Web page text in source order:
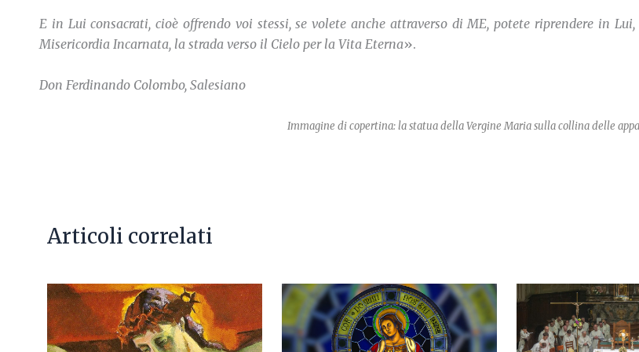
E in Lui consacrati, cioè offrendo voi stessi, se volete anche attraverso di ME, potete riprendere in
Misericordia Incarnata, la strada verso il Cielo per la Vita Eterna».
Don Ferdinando Colombo, Salesiano
Immagine di copertina: la statua della Vergine Maria sulla collina delle
Articoli correlati